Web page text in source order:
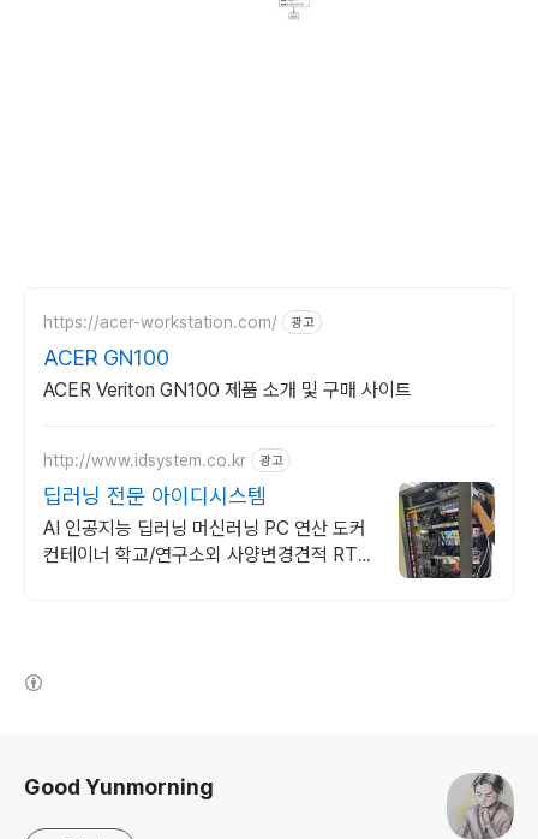
https://acer-workstation.com/ 광고
ACER GN100
ACER Veriton GN100 제품 소개 및 구매 사이트
http://www.idsystem.co.kr 광고
딥러닝 전문 아이디시스템
AI 인공지능 딥러닝 머신러닝 PC 연산 도커
컨테이너 학교/연구소외 사양변경견적 RTX
Good Yunmorning